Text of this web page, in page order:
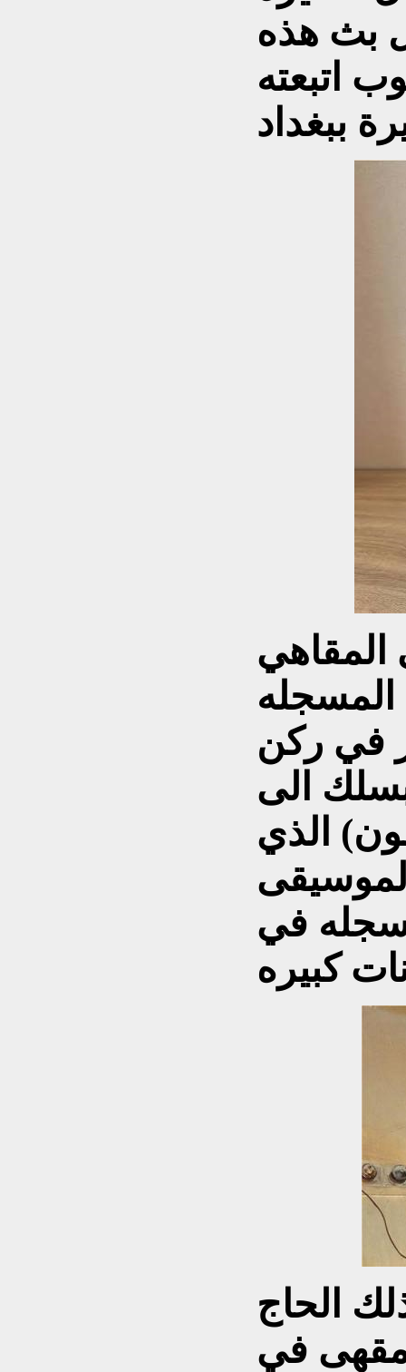
بث هذه
اتبعته
المسجله
في ركن
الى
الذي
في
الحاج
مقهى في